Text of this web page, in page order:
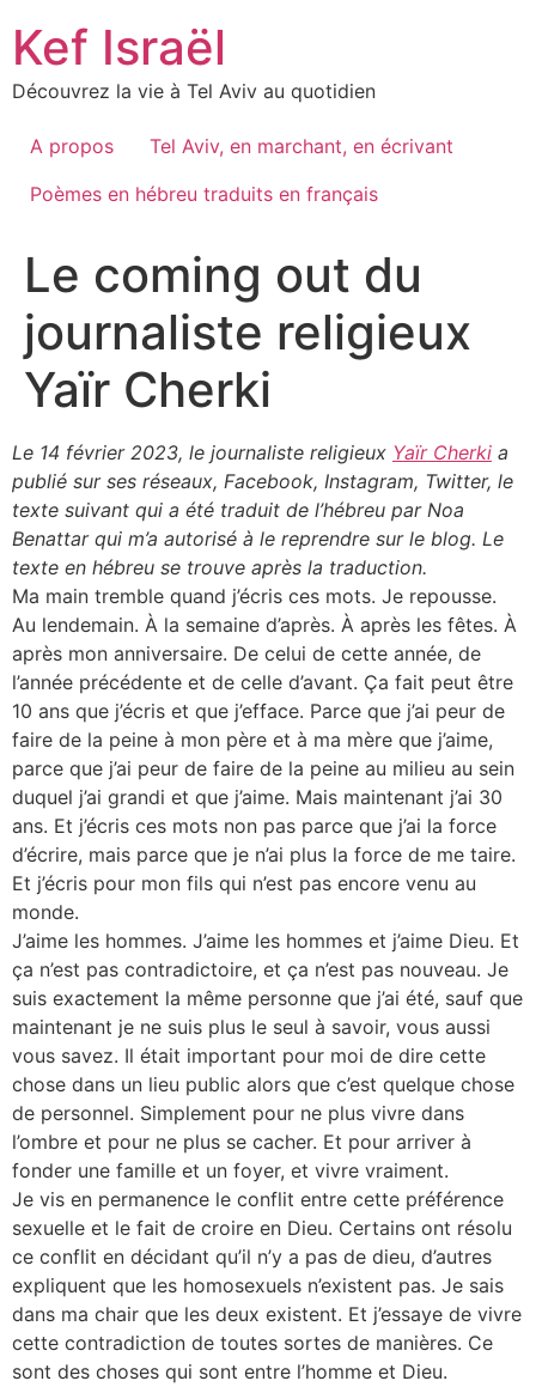
content
Kef Israël
Découvrez la vie à Tel Aviv au quotidien
A propos
Tel Aviv, en marchant, en écrivant
Poèmes en hébreu traduits en français
Le coming out du
journaliste religieux
Yaïr Cherki
Le 14 février 2023, le journaliste religieux Yaïr Cherki a
publié sur ses réseaux, Facebook, Instagram, Twitter, le
texte suivant qui a été traduit de l’hébreu par Noa
Benattar qui m’a autorisé à le reprendre sur le blog. Le
texte en hébreu se trouve après la traduction.
Ma main tremble quand j’écris ces mots. Je repousse.
Au lendemain. À la semaine d’après. À après les fêtes. À
après mon anniversaire. De celui de cette année, de
l’année précédente et de celle d’avant. Ça fait peut être
10 ans que j’écris et que j’efface. Parce que j’ai peur de
faire de la peine à mon père et à ma mère que j’aime,
parce que j’ai peur de faire de la peine au milieu au sein
duquel j’ai grandi et que j’aime. Mais maintenant j’ai 30
ans. Et j’écris ces mots non pas parce que j’ai la force
d’écrire, mais parce que je n’ai plus la force de me taire.
Et j’écris pour mon fils qui n’est pas encore venu au
monde.
J’aime les hommes. J’aime les hommes et j’aime Dieu. Et
ça n’est pas contradictoire, et ça n’est pas nouveau. Je
suis exactement la même personne que j’ai été, sauf que
maintenant je ne suis plus le seul à savoir, vous aussi
vous savez. Il était important pour moi de dire cette
chose dans un lieu public alors que c’est quelque chose
de personnel. Simplement pour ne plus vivre dans
l’ombre et pour ne plus se cacher. Et pour arriver à
fonder une famille et un foyer, et vivre vraiment.
Je vis en permanence le conflit entre cette préférence
sexuelle et le fait de croire en Dieu. Certains ont résolu
ce conflit en décidant qu’il n’y a pas de dieu, d’autres
expliquent que les homosexuels n’existent pas. Je sais
dans ma chair que les deux existent. Et j’essaye de vivre
cette contradiction de toutes sortes de manières. Ce
sont des choses qui sont entre l’homme et Dieu.